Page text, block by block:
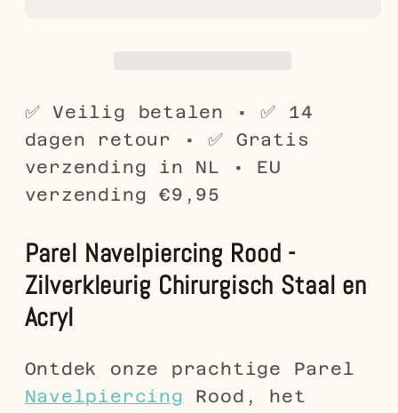
✅ Veilig betalen • ✅ 14
dagen retour • ✅ Gratis
verzending in NL • EU
verzending €9,95
Parel Navelpiercing Rood -
Zilverkleurig Chirurgisch Staal en
Acryl
Ontdek onze prachtige Parel
Navelpiercing Rood, het